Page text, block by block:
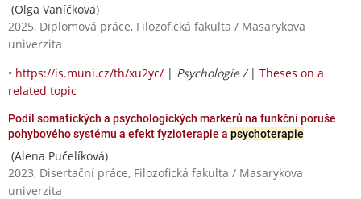
(Olga Vaníčková)
2025, Diplomová práce, Filozofická fakulta / Masarykova
univerzita
• https://is.muni.cz/th/xu2yc/ | Psychologie / | Theses on a
related topic
Podíl somatických a psychologických markerů na funkční poruše
pohybového systému a efekt fyzioterapie a psychoterapie
(Alena Pučelíková)
2023, Disertační práce, Filozofická fakulta / Masarykova
univerzita